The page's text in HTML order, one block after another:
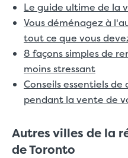
Le guide ultime de la
Vous déménagez à
tout ce que vous
8 façons simples de
moins stressant
Conseils essentiels
pendant la vente de
Autres villes de la
de Toronto